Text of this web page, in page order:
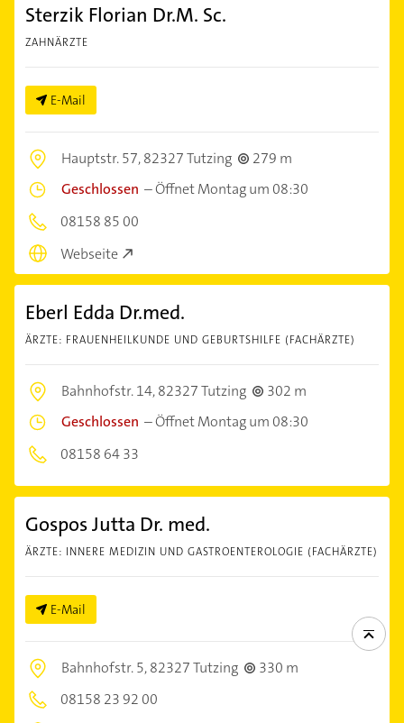
Sterzik Florian Dr.M. Sc.
ZAHNÄRZTE
E-Mail
Hauptstr. 57,82327 Tutzing
279 m
Geschlossen –Öffnet Montag um 08:30
08158 85 00
Webseite
Eberl Edda Dr.med.
ÄRZTE: FRAUENHEILKUNDE UND GEBURTSHILFE (FACHÄRZTE)
Bahnhofstr. 14,82327 Tutzing
302 m
Geschlossen –Öffnet Montag um 08:30
08158 64 33
Gospos Jutta Dr. med.
ÄRZTE: INNERE MEDIZIN UND GASTROENTEROLOGIE (FACHÄRZTE)
E-Mail
Bahnhofstr. 5,82327 Tutzing
330 m
08158 23 92 00